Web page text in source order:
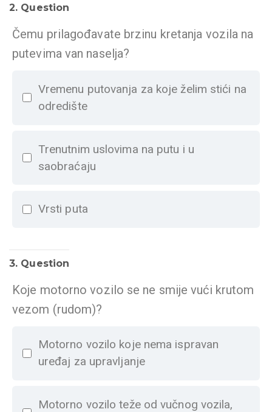
2. Question
Čemu prilagođavate brzinu kretanja vozila na
putevima van naselja?
Vremenu putovanja za koje želim stići na
odredište
Trenutnim uslovima na putu i u
saobraćaju
Vrsti puta
3. Question
Koje motorno vozilo se ne smije vući krutom
vezom (rudom)?
Motorno vozilo koje nema ispravan
uređaj za upravljanje
Motorno vozilo teže od vučnog vozila,